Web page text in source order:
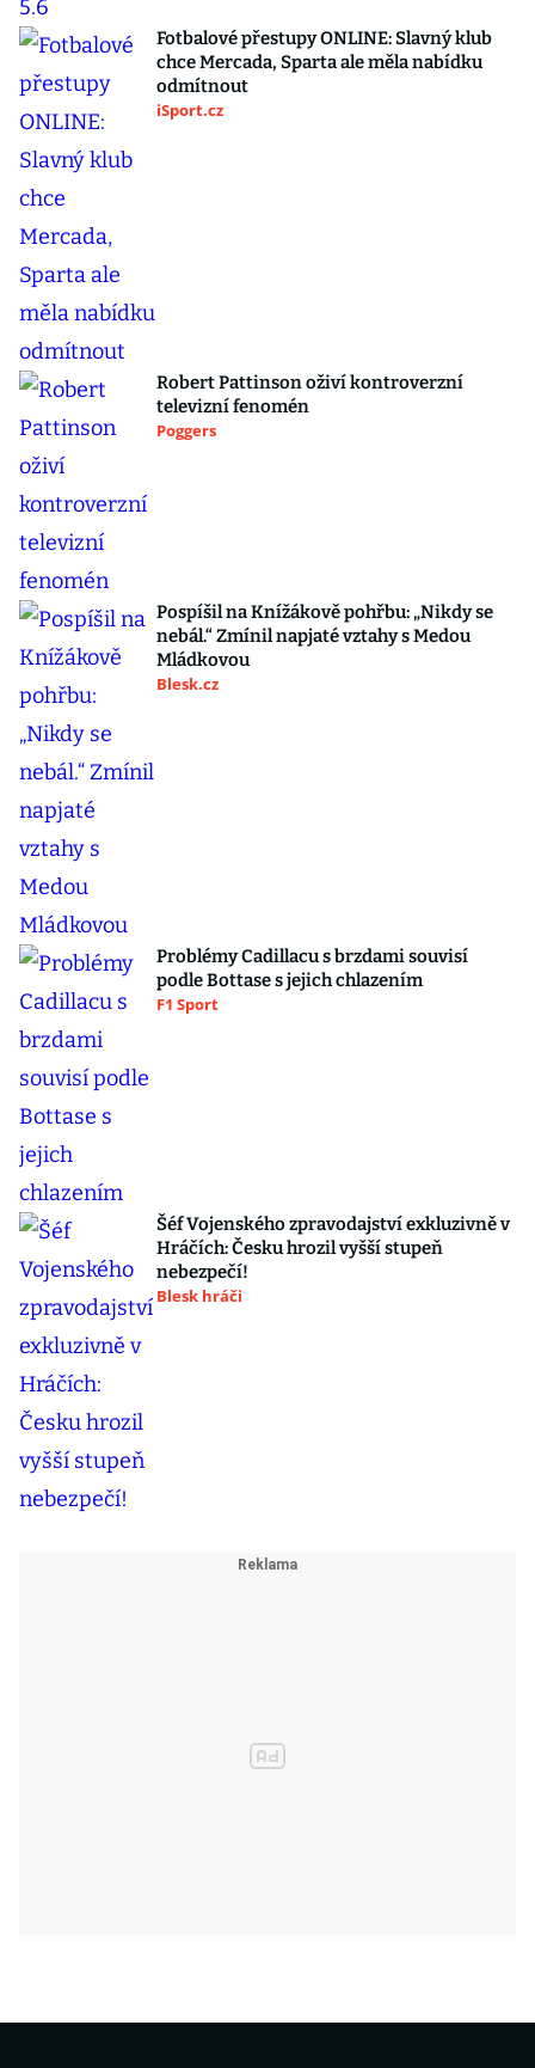
Fotbalové přestupy ONLINE: Slavný klub
chce Mercada, Sparta ale měla nabídku
odmítnout
iSport.cz
Robert Pattinson oživí kontroverzní
televizní fenomén
Poggers
Pospíšil na Knížákově pohřbu: „Nikdy se
nebál.“ Zmínil napjaté vztahy s Medou
Mládkovou
Blesk.cz
Problémy Cadillacu s brzdami souvisí
podle Bottase s jejich chlazením
F1 Sport
Šéf Vojenského zpravodajství exkluzivně v
Hráčích: Česku hrozil vyšší stupeň
nebezpečí!
Blesk hráči